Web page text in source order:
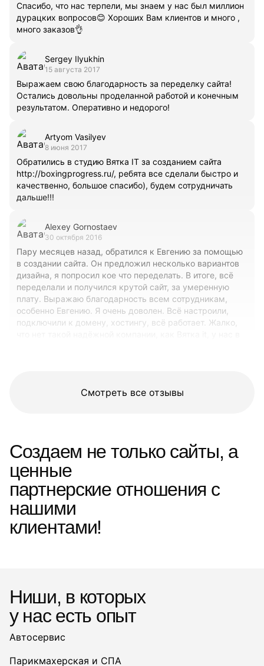
Спасибо, что нас терпели, мы знаем у нас был миллион
дурацких вопросов😊 Хороших Вам клиентов и много ,
много заказов👌
Sergey Ilyukhin
15 августа 2017
Выражаем свою благодарность за переделку сайта!
Остались довольны проделанной работой и конечным
результатом. Оперативно и недорого!
Artyom Vasilyev
8 июня 2017
Обратились в студию Вятка IT за созданием сайта
http://boxingprogress.ru/, ребята все сделали быстро и
качественно, большое спасибо), будем сотрудничать
дальше!!!
Alexey Gornostaev
30 октября 2016
Пару месяцев назад, обратился к Евгению за помощью
в создании сайта. Он предложил несколько вариантов
дизайна, я попросил кое что переделать. В итоге, всё
переделали и получился крутой сайт, за умеренную
плату. Выражаю благодарность всем сотрудникам,
особенно Евгению. Я очень доволен. Всё настроили,
подключили к домену, хостингу, всё работает. Жалко,
Смотреть все отзывы
Создаем не только сайты, а
ценные
партнерские отношения с
нашими
клиентами!
Ниши, в которых
у нас есть опыт
Автосервис
Парикмахерская и СПА